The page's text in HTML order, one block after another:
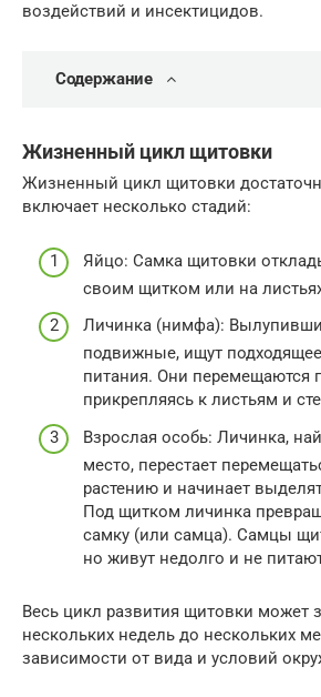
воздействий и инсектицидов.
Содержание
Жизненный цикл щитовки
Жизненный цикл щитовки
включает несколько стадий:
Яйцо: Самка щитовки
своим щитком или на
Личинка (нимфа):
подвижные, ищут
питания. Они перемещаются
прикрепляясь к листьям и
Взрослая особь: Личинка,
место, перестает
растению и начинает
Под щитком личинка
самку (или самца). Самцы
но живут недолго и не
Весь цикл развития щитовки может
нескольких недель до нескольких
зависимости от вида и условий